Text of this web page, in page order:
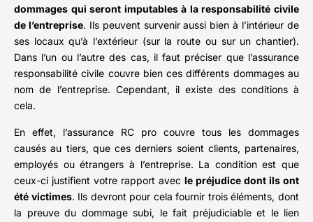
dommages qui seront imputables à la responsabilité civile
de l’entreprise. Ils peuvent survenir aussi bien à l’intérieur de
ses locaux qu’à l’extérieur (sur la route ou sur un chantier).
Dans l’un ou l’autre des cas, il faut préciser que l’assurance
responsabilité civile couvre bien ces différents dommages au
nom de l’entreprise. Cependant, il existe des conditions à
cela.
En effet, l’assurance RC pro couvre tous les dommages
causés au tiers, que ces derniers soient clients, partenaires,
employés ou étrangers à l’entreprise. La condition est que
ceux-ci justifient votre rapport avec le préjudice dont ils ont
été victimes. Ils devront pour cela fournir trois éléments, dont
la preuve du dommage subi, le fait préjudiciable et le lien